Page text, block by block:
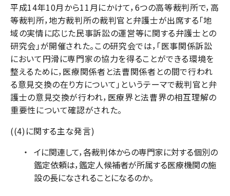
平成14年10月から11月にかけて，6つの高等裁判所で，高
等裁判所，地方裁判所の裁判官と弁護士が出席する「地
域の実情に応じた民事訴訟の運営等に関する弁護士との
研究会」が開催された。この研究会では，「医事関係訴訟
において円滑に専門家の協力を得ることができる環境を
整えるために，医療関係者と法曹関係者との間で行われ
る意見交換の在り方について」というテーマで裁判官と弁
護士の意見交換が行われ，医療界と法曹界の相互理解の
重要性について確認がされた。
((4)に関する主な発言)
イに関連して，各裁判体からの専門家に対する個別の
鑑定依頼は，鑑定人候補者が所属する医療機関の施
設の長になされることになるのか。